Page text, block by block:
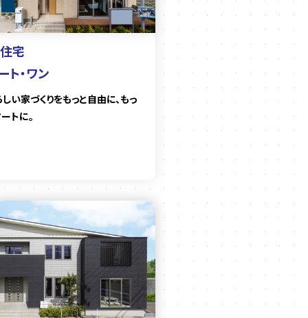
宅
ト・ワン
い家づくりをもっと自由に、もっ
トに。